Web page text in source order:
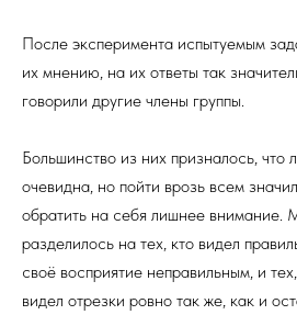
После эксперимента испытуемым
их мнению, на их ответы так
говорили другие члены группы.
Большинство из них призналось, что
очевидна, но пойти врозь всем
обратить на себя лишнее внимание.
разделилось на тех, кто видел
своё восприятие неправильным, и
видел отрезки ровно так же, как и